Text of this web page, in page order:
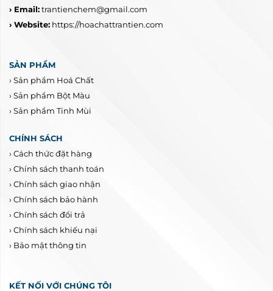
› Email:trantienchem@gmail.com
› Website: https://hoachattrantien.com
SẢN PHẨM
› Sản phẩm Hoá Chất
› Sản phẩm Bột Màu
› Sản phẩm Tinh Mùi
CHÍNH SÁCH
› Cách thức đặt hàng
› Chính sách thanh toán
› Chính sách giao nhận
› Chính sách bảo hành
› Chính sách đổi trả
› Chính sách khiếu nại
› Bảo mật thông tin
KẾT NỐI VỚI CHÚNG TÔI